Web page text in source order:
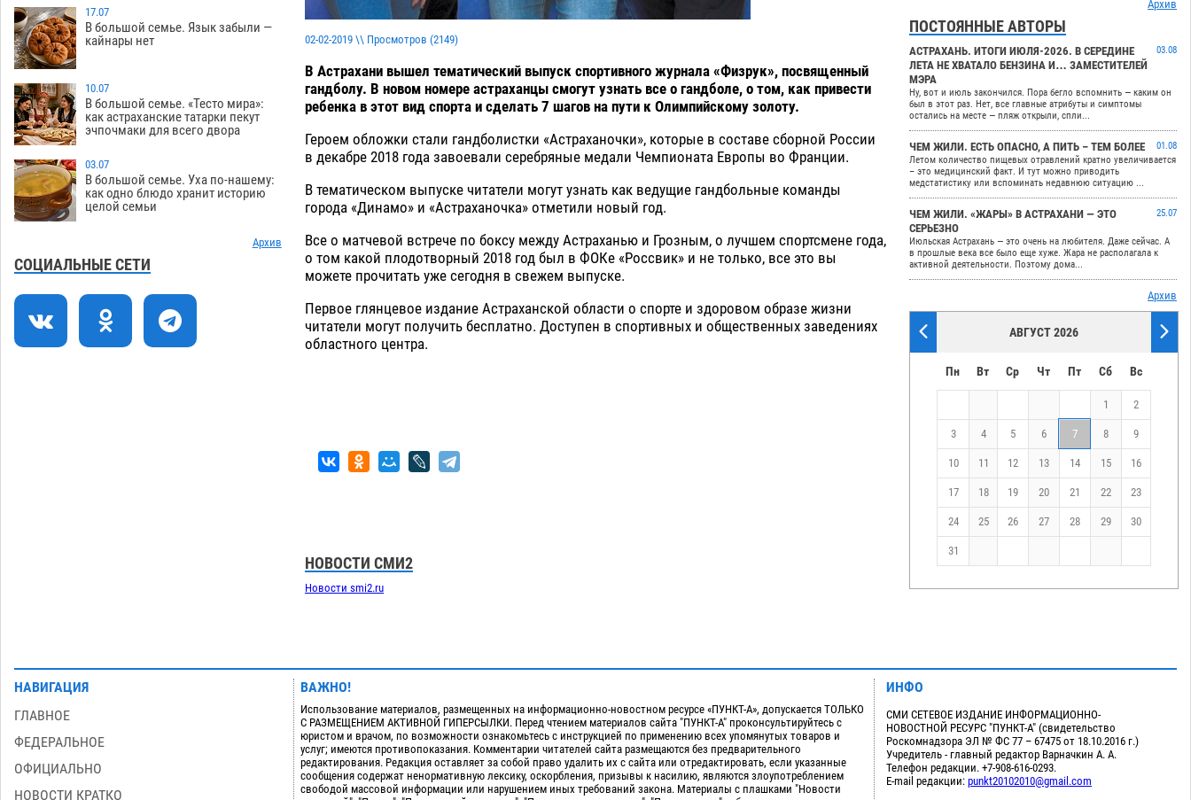
10:02
На Всероссийской Спартакиаде
астраханские гандболисты уступили
казанским «драконам»
09:25
Все пострадавшие при пожаре на
Краснодарской в Астрахани
скончались
07.08
08:47
Астраханский суд оценил четыре удара
по голове полицейского в сто тысяч
рублей
приблизится к 40-градусному пределу
18:57
В Астрахани впервые открыли смену
по теории игр
17.07
В большой семье. Язык забыли —
кайнары нет
10.07
В большой семье. «Тесто мира»:
как астраханские татарки пекут
эчпочмаки для всего двора
03.07
В большой семье. Уха по-нашему:
как одно блюдо хранит историю
целой семьи
Архив
СОЦИАЛЬНЫЕ СЕТИ
02-02-2019 \\ Просмотров (2149)
В Астрахани вышел тематический выпуск спортивного журнала «Физрук», посвященный
гандболу. В новом номере астраханцы смогут узнать все о гандболе, о том, как привести
ребенка в этот вид спорта и сделать 7 шагов на пути к Олимпийскому золоту.
Героем обложки стали гандболистки «Астраханочки», которые в составе сборной России
в декабре 2018 года завоевали серебряные медали Чемпионата Европы во Франции.
В тематическом выпуске читатели могут узнать как ведущие гандбольные команды
города «Динамо» и «Астраханочка» отметили новый год.
Все о матчевой встрече по боксу между Астраханью и Грозным, о лучшем спортсмене года,
о том какой плодотворный 2018 год был в ФОКе «Россвик» и не только, все это вы
можете прочитать уже сегодня в свежем выпуске.
Первое глянцевое издание Астраханской области о спорте и здоровом образе жизни
читатели могут получить бесплатно. Доступен в спортивных и общественных заведениях
областного центра.
НОВОСТИ СМИ2
Новости smi2.ru
Архив
ПОСТОЯННЫЕ АВТОРЫ
АСТРАХАНЬ. ИТОГИ ИЮЛЯ-2026. В СЕРЕДИНЕ
ЛЕТА НЕ ХВАТАЛО БЕНЗИНА И… ЗАМЕСТИТЕЛЕЙ
МЭРА
03.08
Ну, вот и июль закончился. Пора бегло вспомнить — каким он
был в этот раз. Нет, все главные атрибуты и симптомы
остались на месте — пляж открыли, спли...
ЧЕМ ЖИЛИ. ЕСТЬ ОПАСНО, А ПИТЬ – ТЕМ БОЛЕЕ
01.08
Летом количество пищевых отравлений кратно увеличивается
– это медицинский факт. И тут можно приводить
медстатистику или вспоминать недавнюю ситуацию ...
ЧЕМ ЖИЛИ. «ЖАРЫ» В АСТРАХАНИ — ЭТО
СЕРЬЕЗНО
25.07
Июльская Астрахань — это очень на любителя. Даже сейчас. А
в прошлые века все было еще хуже. Жара не располагала к
активной деятельности. Поэтому дома...
Архив
АВГУСТ 2026
Пн Вт Ср Чт Пт Сб Вс
1 2
3 4 5 6 7 8 9
10 11 12 13 14 15 16
17 18 19 20 21 22 23
24 25 26 27 28 29 30
31
НАВИГАЦИЯ
ГЛАВНОЕ
ФЕДЕРАЛЬНОЕ
ОФИЦИАЛЬНО
НОВОСТИ КРАТКО
ВАЖНО!
Использование материалов, размещенных на информационно-новостном ресурсе «ПУНКТ-А», допускается ТОЛЬКО
С РАЗМЕЩЕНИЕМ АКТИВНОЙ ГИПЕРСЫЛКИ. Перед чтением материалов сайта "ПУНКТ-А" проконсультируйтесь с
юристом и врачом, по возможности ознакомьтесь с инструкцией по применению всех упомянутых товаров и
услуг; имеются противопоказания. Комментарии читателей сайта размещаются без предварительного
редактирования. Редакция оставляет за собой право удалить их с сайта или отредактировать, если указанные
сообщения содержат ненормативную лексику, оскорбления, призывы к насилию, являются злоупотреблением
свободой массовой информации или нарушением иных требований закона. Материалы с плашками "Новости
ИНФО
СМИ СЕТЕВОЕ ИЗДАНИЕ ИНФОРМАЦИОННО-
НОВОСТНОЙ РЕСУРС "ПУНКТ-А" (свидетельство
Роскомнадзора ЭЛ № ФС 77 – 67475 от 18.10.2016 г.)
Учредитель - главный редактор Варначкин А. А.
Телефон редакции. +7-908-616-0293.
E-mail редакции: punkt20102010@gmail.com